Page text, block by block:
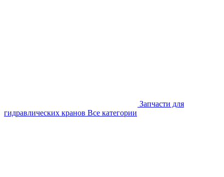
Запчасти для
гидравлических кранов Все категории